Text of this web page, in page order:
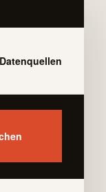
Datenquellen